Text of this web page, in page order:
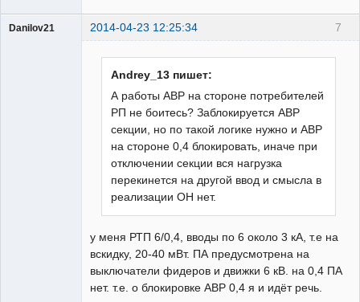
7
Danilov21 2014-04-23 12:25:34
Andrey_13 пишет:
А работы АВР на стороне потребителей
РП не боитесь? Заблокируется АВР
секции, но по такой логике нужно и АВР
на стороне 0,4 блокировать, иначе при
отключении секции вся нагрузка
перекинется на другой ввод и смысла в
реализации ОН нет.
у меня РТП 6/0,4, вводы по 6 около 3 кА, т.е на
вскидку, 20-40 мВт. ПА предусмотрена на
выключатели фидеров и движки 6 кВ. на 0,4 ПА
нет. т.е. о блокировке АВР 0,4 я и идёт речь.